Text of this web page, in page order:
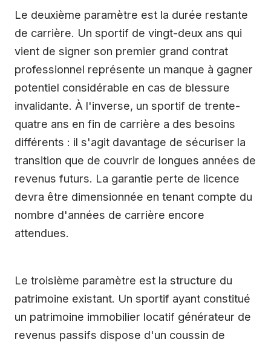
Le deuxième paramètre est la durée restante
de carrière. Un sportif de vingt-deux ans qui
vient de signer son premier grand contrat
professionnel représente un manque à gagner
potentiel considérable en cas de blessure
invalidante. À l'inverse, un sportif de trente-
quatre ans en fin de carrière a des besoins
différents : il s'agit davantage de sécuriser la
transition que de couvrir de longues années de
revenus futurs. La garantie perte de licence
devra être dimensionnée en tenant compte du
nombre d'années de carrière encore
attendues.
Le troisième paramètre est la structure du
patrimoine existant. Un sportif ayant constitué
un patrimoine immobilier locatif générateur de
revenus passifs dispose d'un coussin de